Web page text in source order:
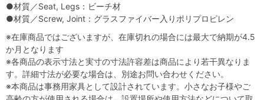
●材質／Seat, Legs：ビーチ材
●材質／Screw, Joint：グラスファイバー入りポリプロピレン
※在庫商品ではございますが、在庫切れの場合には最大で納期が4.5
か月となります
※各商品の表示寸法と実寸の寸法許容差は商品により若干異なりま
す。詳細寸法が必要な場合は、別途お問い合わせください。
※本商品は事務用家具として設計されています。小さなお子様やご